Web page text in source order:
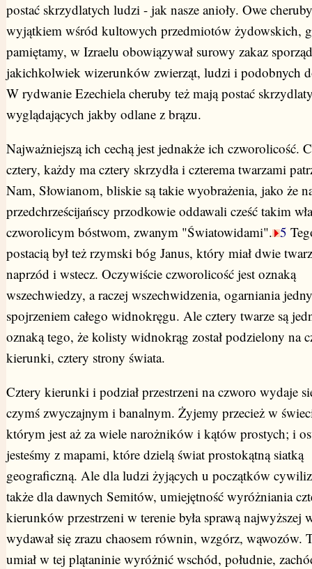
postać skrzydlatych ludzi - jak nasze anioły. Owe
wyjątkiem wśród kultowych przedmiotów żydowskich,
pamiętamy, w Izraelu obowiązywał surowy zakaz
jakichkolwiek wizerunków zwierząt, ludzi i podobnych
W rydwanie Ezechiela cheruby też mają postać
wyglądających jakby odlane z brązu.
Najważniejszą ich cechą jest jednakże ich czworolicość.
cztery, każdy ma cztery skrzydła i czterema twarzami
Nam, Słowianom, bliskie są takie wyobrażenia, jako że
przedchrześcijańscy przodkowie oddawali cześć takim
czworolicym bóstwom, zwanym "Światowidami". 5
postacią był też rzymski bóg Janus, który miał dwie
naprzód i wstecz. Oczywiście czworolicość jest oznaką
wszechwiedzy, a raczej wszechwidzenia, ogarniania
spojrzeniem całego widnokręgu. Ale cztery twarze są
oznaką tego, że kolisty widnokrąg został podzielony na
kierunki, cztery strony świata.
Cztery kierunki i podział przestrzeni na czworo wydaje
czymś zwyczajnym i banalnym. Żyjemy przecież w
którym jest aż za wiele narożników i kątów prostych; i
jesteśmy z mapami, które dzielą świat prostokątną siatką
geograficzną. Ale dla ludzi żyjących u początków
także dla dawnych Semitów, umiejętność wyróżniania
kierunków przestrzeni w terenie była sprawą najwyższej
wydawał się zrazu chaosem równin, wzgórz, wąwozów.
umiał w tej plątaninie wyróżnić wschód, południe,